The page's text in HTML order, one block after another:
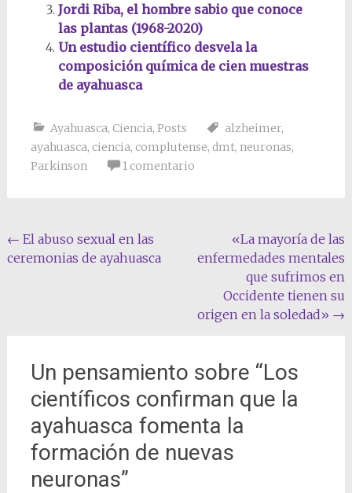
Jordi Riba, el hombre sabio que conoce
las plantas (1968-2020)
Un estudio científico desvela la
composición química de cien muestras
de ayahuasca
Ayahuasca, Ciencia, Posts alzheimer,
ayahuasca, ciencia, complutense, dmt, neuronas,
Parkinson
1 comentario
Navegación
de
← El abuso sexual en las
ceremonias de ayahuasca
«La mayoría de las
enfermedades mentales
que sufrimos en
Occidente tienen su
origen en la soledad» →
Un pensamiento sobre “Los
científicos confirman que la
ayahuasca fomenta la
formación de nuevas
neuronas”